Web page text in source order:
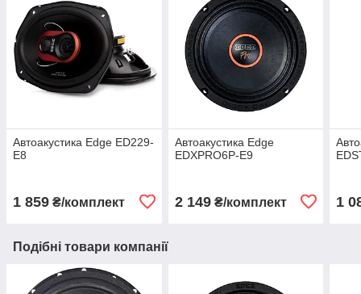
Автоакустика Edge ED229-
E8
1 859 ₴/комплект
Автоакустика Edge
EDXPRO6P-E9
2 149₴/комплект 1
Подібні товари компанії